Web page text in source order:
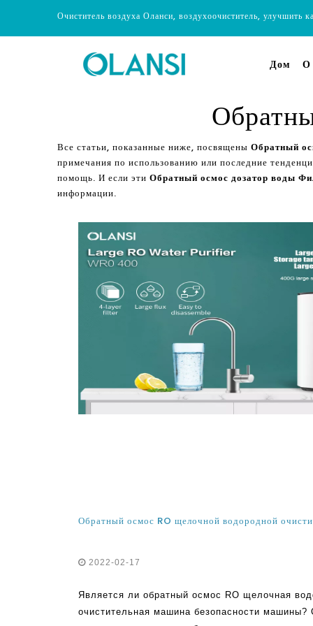
Очиститель воздуха Оланси, воздухоочиститель, улучшить
Дом О
Все статьи, показанные ниже, посвящены Обратный
примечания по использованию или последние
помощь. И если эти Обратный осмос дозатор воды
информации.
Обратный осмос RO щелочной водородной
2022-02-17
Является ли обратный осмос RO щелочная
очистительная машина безопасности машины?